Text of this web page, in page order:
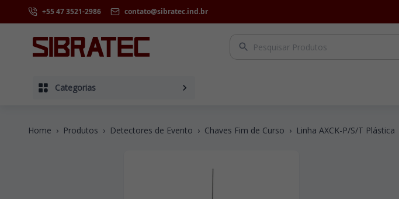
+55 47 3521-2986 contato@sibratec.ind.br
Categorias
Home › Produtos › Detectores de Evento › Chaves Fim de Curso › Linha AXCK-P/S/T Plástica